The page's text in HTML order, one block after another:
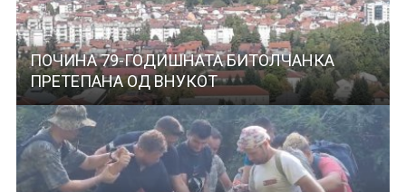
ПОЧИНА 79-ГОДИШНАТА БИТОЛЧАНКА
ПРЕТЕПАНА ОД ВНУКОТ